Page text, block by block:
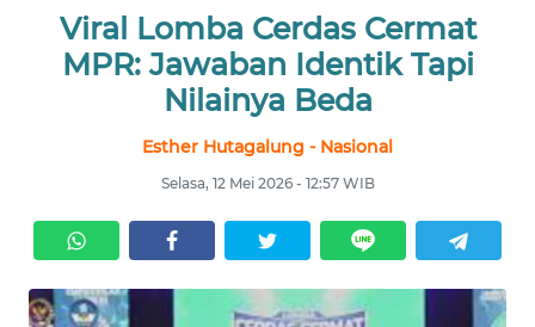
Viral Lomba Cerdas Cermat
MPR: Jawaban Identik Tapi
Nilainya Beda
Esther Hutagalung - Nasional
Selasa, 12 Mei 2026 - 12:57 WIB
NASIONAL
KRIMINAL
EKUIN